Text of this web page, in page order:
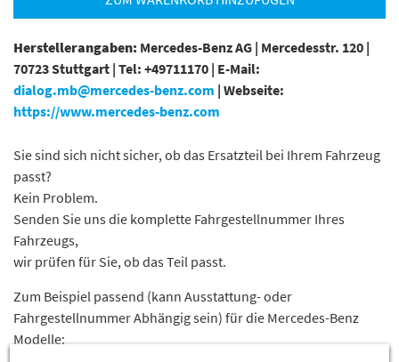
Herstellerangaben: Mercedes-Benz AG | Mercedesstr. 120 |
70723 Stuttgart | Tel: +49711170 | E-Mail:
dialog.mb@mercedes-benz.com | Webseite:
https://www.mercedes-benz.com
Sie sind sich nicht sicher, ob das Ersatzteil bei Ihrem Fahrzeug
passt?
Kein Problem.
Senden Sie uns die komplette Fahrgestellnummer Ihres
Fahrzeugs,
wir prüfen für Sie, ob das Teil passt.
Zum Beispiel passend (kann Ausstattung- oder
Fahrgestellnummer Abhängig sein) für die Mercedes-Benz
Modelle: